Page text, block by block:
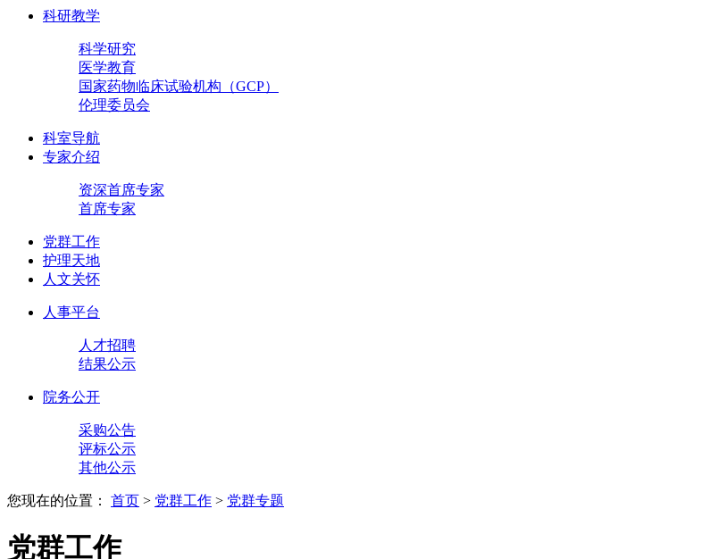
科研教学
科学研究
医学教育
国家药物临床试验机构（GCP）
伦理委员会
科室导航
专家介绍
资深首席专家
首席专家
党群工作
护理天地
人文关怀
人事平台
人才招聘
结果公示
院务公开
采购公告
评标公示
其他公示
您现在的位置： 首页 > 党群工作 > 党群专题
党群工作